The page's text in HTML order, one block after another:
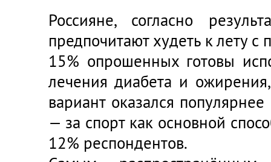
Россияне, согласно
предпочитают худеть к лету
15% опрошенных готовы
лечения диабета и
вариант оказался
— за спорт как основной
12% респондентов.